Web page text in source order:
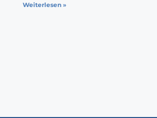
Weiterlesen »